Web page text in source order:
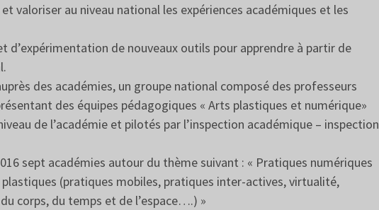
valoriser au niveau national les expériences académiques et les
d’expérimentation de nouveaux outils pour apprendre à partir de
des académies, un groupe national composé des professeurs
des équipes pédagogiques « Arts plastiques et numérique»
de l’académie et pilotés par l’inspection académique – inspection
sept académies autour du thème suivant : « Pratiques numériques
(pratiques mobiles, pratiques inter-actives, virtualité,
corps, du temps et de l’espace….) »